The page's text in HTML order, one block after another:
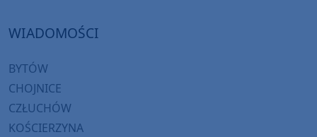
WIADOMOŚCI
BYTÓW
CHOJNICE
CZŁUCHÓW
KOŚCIERZYNA